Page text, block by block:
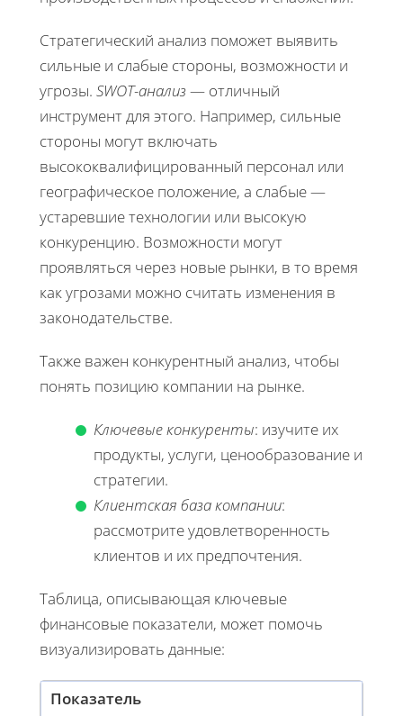
Стратегический анализ поможет выявить
сильные и слабые стороны, возможности и
угрозы. SWOT-анализ — отличный
инструмент для этого. Например, сильные
стороны могут включать
высококвалифицированный персонал или
географическое положение, а слабые —
устаревшие технологии или высокую
конкуренцию. Возможности могут
проявляться через новые рынки, в то время
как угрозами можно считать изменения в
законодательстве.
Также важен конкурентный анализ, чтобы
понять позицию компании на рынке.
Ключевые конкуренты: изучите их
продукты, услуги, ценообразование и
стратегии.
Клиентская база компании:
рассмотрите удовлетворенность
клиентов и их предпочтения.
Таблица, описывающая ключевые
финансовые показатели, может помочь
визуализировать данные:
Показатель